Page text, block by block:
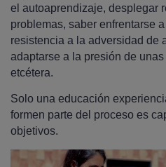
el autoaprendizaje, desplegar
problemas, saber enfrentarse
resistencia a la adversidad de
adaptarse a la presión de
etcétera.
Solo una educación
formen parte del proceso es
objetivos.